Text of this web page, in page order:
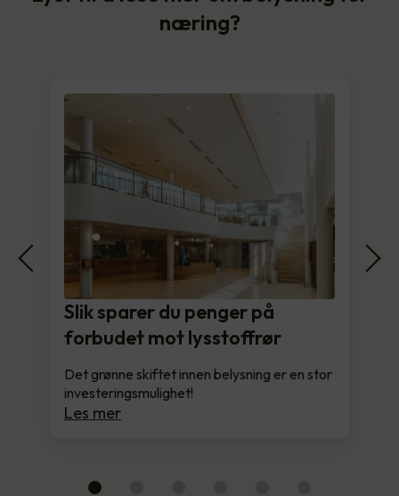
næring?
Slik sparer du penger på
forbudet mot lysstoffrør
Det grønne skiftet innen belysning er en stor
investeringsmulighet!
Les mer